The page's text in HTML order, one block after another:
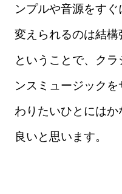
ンプルや音源をす
変えられるのは結構
ということで、ク
ンスミュージック
わりたいひとには
良いと思います。